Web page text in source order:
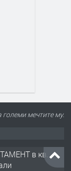
големи мечтите му.
в кв.